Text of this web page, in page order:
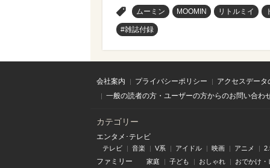
ムーミン MOOMIN リトルミイ
#雑誌付録
会社案内 プライバシーポリシー
アクセスデー
一般の読者の方・ユーザーの方からのお問い合わ
カテゴリー
エンタメ･テレビ
テレビ 音楽 V系 アイドル 映画 アニメ
ファミリー 家庭 子ども おしゃれ おでかけ・